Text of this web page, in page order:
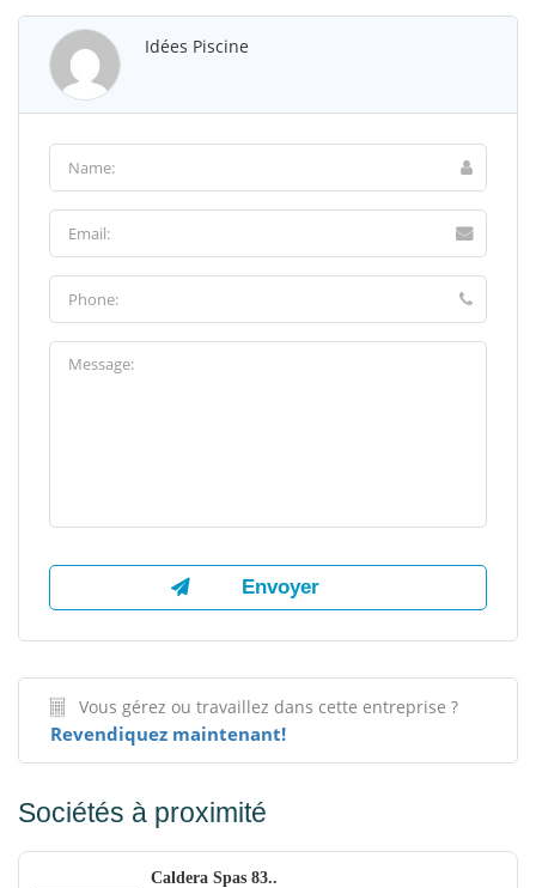
Idées Piscine
Vous gérez ou travaillez dans cette entreprise ?
Revendiquez maintenant!
Sociétés à proximité
Caldera Spas 83..